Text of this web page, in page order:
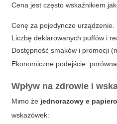
Cena jest często wskaźnikiem
Cenę za pojedyncze urządzenie.
Liczbę deklarowanych puffów i
Dostępność smaków i promocji
Ekonomiczne podejście:
Wpływ na zdrowie i
Mimo że jednorazowy e
wskazówek: